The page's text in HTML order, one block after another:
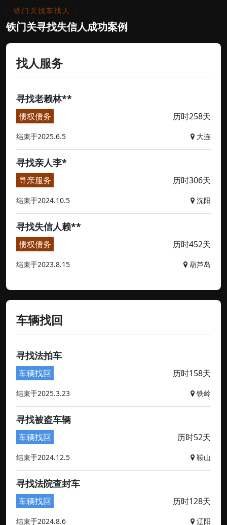
铁门关找车找人
铁门关寻找失信人成功案例
找人服务
寻找老赖林**
债权债务 历时258天
结束于2025.6.5 大连
寻找亲人李*
寻亲服务 历时306天
结束于2024.10.5 沈阳
寻找失信人赖**
债权债务 历时452天
结束于2023.8.15 葫芦岛
车辆找回
寻找法拍车
车辆找回 历时158天
结束于2025.3.23 铁岭
寻找被盗车辆
车辆找回 历时52天
结束于2024.12.5 鞍山
寻找法院查封车
车辆找回 历时128天
结束于2024.8.6 辽阳